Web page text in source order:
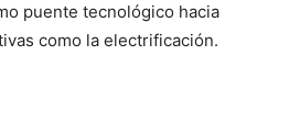
puente tecnológico hacia
como la electrificación.